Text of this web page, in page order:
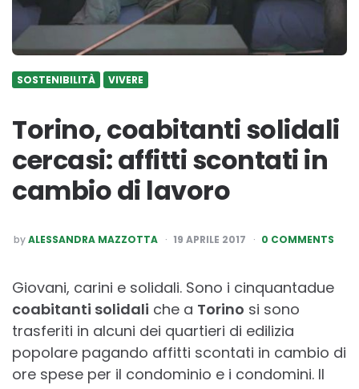
SOSTENIBILITÀ VIVERE
Torino, coabitanti solidali
cercasi: affitti scontati in
cambio di lavoro
POSTED
BY
byALESSANDRA MAZZOTTA 19 APRILE 2017 0 COMMENTS
Giovani, carini e solidali. Sono i cinquantadue
coabitanti solidali che a Torino si sono
trasferiti in alcuni dei quartieri di edilizia
popolare pagando affitti scontati in cambio di
ore spese per il condominio e i condomini. Il